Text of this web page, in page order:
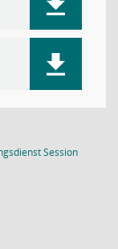
Session(Wird in